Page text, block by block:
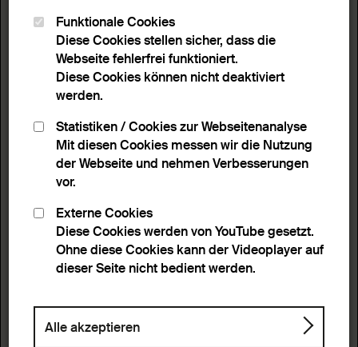
Entferne Filter
Schlagwort: Rankenwerk
Sortieren nach
Anzahl Ergebnisse
Funktionale Cookies
Diese Cookies stellen sicher, dass die
Webseite fehlerfrei funktioniert.
Diese Cookies können nicht deaktiviert
werden.
Statistiken / Cookies zur Webseitenanalyse
Mit diesen Cookies messen wir die Nutzung
der Webseite und nehmen Verbesserungen
vor.
Externe Cookies
Diese Cookies werden von YouTube gesetzt.
Ohne diese Cookies kann der Videoplayer auf
dieser Seite nicht bedient werden.
Alle akzeptieren